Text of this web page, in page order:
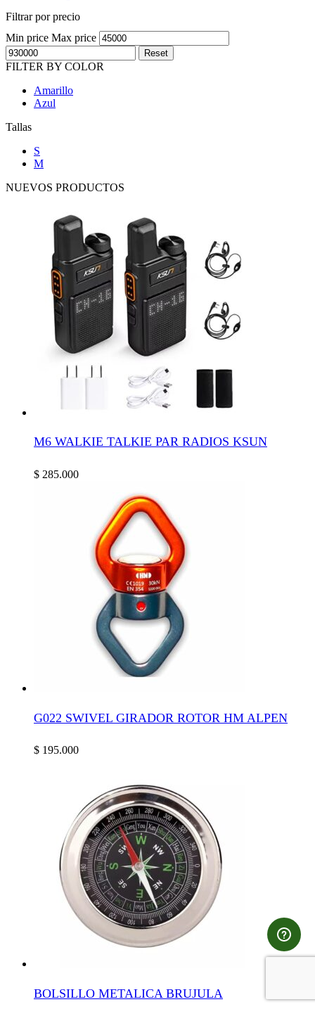
Filtrar por precio
Min price Max price
Reset
FILTER BY COLOR
Amarillo
Azul
Tallas
S
M
NUEVOS PRODUCTOS
M6 WALKIE TALKIE PAR RADIOS KSUN
$ 285.000
G022 SWIVEL GIRADOR ROTOR HM ALPEN
$ 195.000
BOLSILLO METALICA BRUJULA